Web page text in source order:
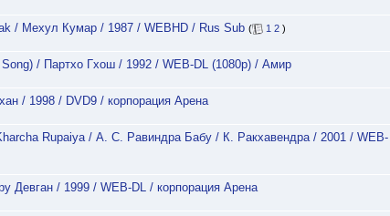
/ Мехул Кумар / 1987 / WEBHD / Rus Sub ( 1 2 )
/ Партхо Гхош / 1992 / WEB-DL (1080p) / Амир
/ 1998 / DVD9 / корпорация Арена
Rupaiya / А. С. Равиндра Бабу / К. Ракхавендра / 2001 / WEB-
Девган / 1999 / WEB-DL / корпорация Арена